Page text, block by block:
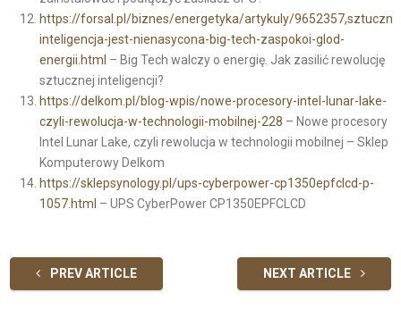
https://forsal.pl/biznes/energetyka/artykuly/
inteligencja-jest-nienasycona-big-tech-zaspokoi-glod-
energii.html – Big Tech walczy o energię. Jak zasilić rewolucję
sztucznej inteligencji?
https://delkom.pl/blog-wpis/nowe-procesory-intel-lunar-lake-
czyli-rewolucja-w-technologii-mobilnej-228 – Nowe procesory
Intel Lunar Lake, czyli rewolucja w technologii mobilnej – Sklep
Komputerowy Delkom
https://sklepsynology.pl/ups-cyberpower-cp1350epfclcd-p-
1057.html – UPS CyberPower CP1350EPFCLCD
PREV ARTICLE NEXT ARTICLE